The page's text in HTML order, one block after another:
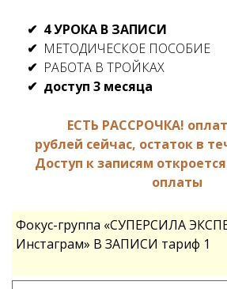
4 УРОКА В ЗАПИСИ
МЕТОДИЧЕСКОЕ ПОСОБИЕ
РАБОТА В ТРОЙКАХ
доступ 3 месяца
ЕСТЬ РАССРОЧКА!
рублей сейчас, остаток в
Доступ к записям
оплаты
Фокус-группа «СУПЕРСИЛА
Инстаграм» В ЗАПИСИ тариф 1